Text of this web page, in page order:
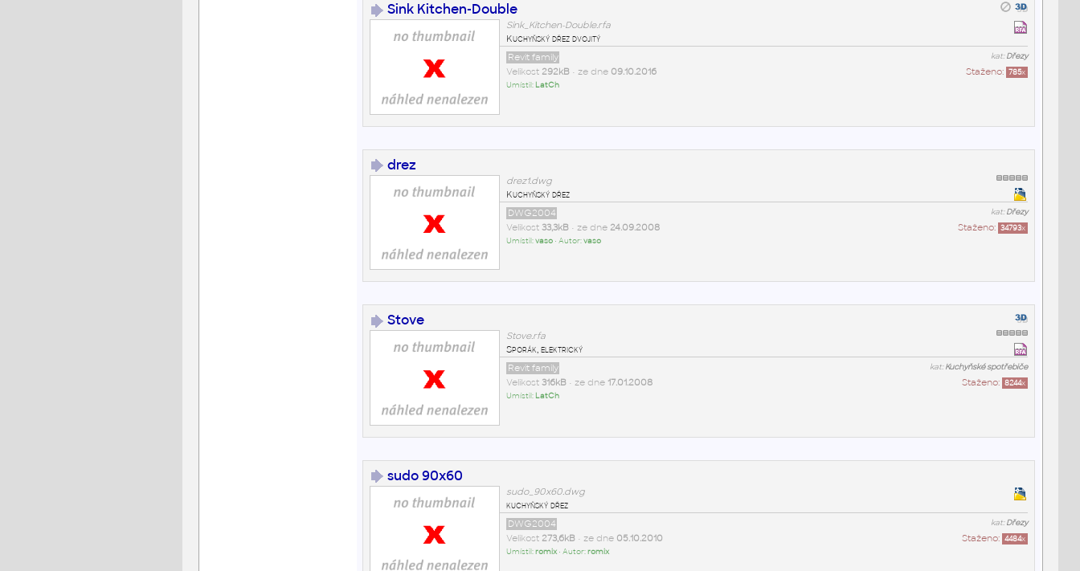
Sink Kitchen-Double
Sink_Kitchen-Double.rfa
Kuchyňský dřez dvojitý
kat:Dřezy
Revit family
Staženo: 785x
Velikost 292kB• ze dne 09.10.2016
Umístil: LatCh
drez
drez1.dwg
Kuchyňský dřez
kat:Dřezy
DWG2004
Staženo: 34793x
Velikost 33,3kB• ze dne 24.09.2008
Umístil:vaso• Autor:vaso
Stove
Stove.rfa
Sporák, elektrický
kat:Kuchyňské spotřebiče
Revit family
Staženo: 8244x
Velikost 316kB• ze dne 17.01.2008
Umístil: LatCh
sudo 90x60
sudo_90x60.dwg
kuchyňský dřez
kat:Dřezy
DWG2004
Staženo: 4484x
Velikost 273,6kB• ze dne 05.10.2010
Umístil:romix• Autor:romix